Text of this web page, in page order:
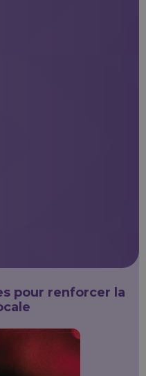
pour renforcer la